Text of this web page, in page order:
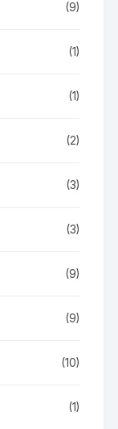
(9)
(1)
(1)
(2)
(3)
(3)
(9)
(9)
(10)
(1)